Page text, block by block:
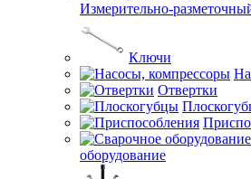
Измерительно-
Ключи
Отвертки
оборудование